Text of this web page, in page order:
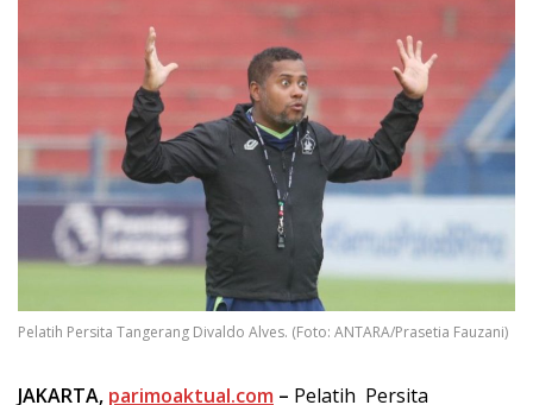
Pelatih Persita Tangerang Divaldo Alves. (Foto: ANTARA/Prasetia Fauzani)
JAKARTA, parimoaktual.com – Pelatih Persita